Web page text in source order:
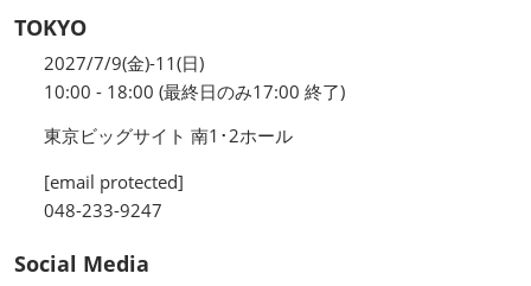
TOKYO
2027/7/9(金)-11(日)
10:00 - 18:00 (最終日のみ17:00 終了)
東京ビッグサイト 南1･2ホール
[email protected]
048-233-9247
Social Media